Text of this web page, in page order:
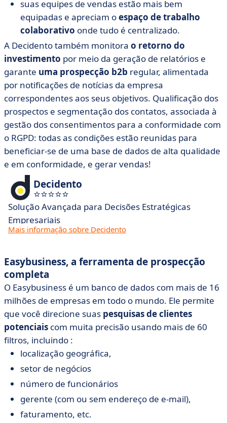
suas equipes de vendas estão mais bem
equipadas e apreciam oespaço de trabalho
colaborativo onde tudo é centralizado.
A Decidento também monitora o retorno do
investimento por meio da geração de relatórios e
garante uma prospecção b2b regular, alimentada
por notificações de notícias da empresa
correspondentes aos seus objetivos. Qualificação dos
prospectos e segmentação dos contatos, associada à
gestão dos consentimentos para a conformidade com
o RGPD: todas as condições estão reunidas para
beneficiar-se de uma base de dados de alta qualidade
e em conformidade, e gerar vendas!
Decidento
Solução Avançada para Decisões Estratégicas
Empresariais
Mais informação sobre Decidento
Easybusiness, a ferramenta de prospecção
completa
O Easybusiness é um banco de dados com mais de 16
milhões de empresas em todo o mundo. Ele permite
que você direcione suas pesquisas de clientes
potenciais com muita precisão usando mais de 60
filtros, incluindo :
localização geográfica,
setor de negócios
número de funcionários
gerente (com ou sem endereço de e-mail),
faturamento, etc.